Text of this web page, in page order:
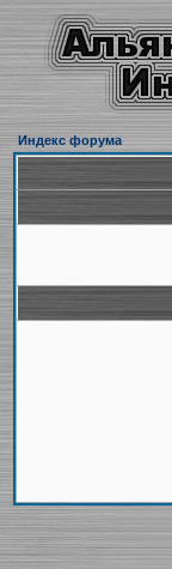
Индекс форума